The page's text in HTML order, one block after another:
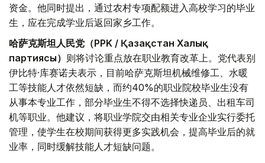
资金。他同时提出，通过农村专项配额进入高校学习的毕业
生，应在完成学业后返回家乡工作。
哈萨克斯坦人民党（PPK / Қазақстан Халық
партиясы） 则将讨论重点放在职业教育改革上。党代表别
伊比特·库赛诺夫表示，目前哈萨克斯坦机械维修工、水暖
工等技能人才依然短缺，而约40%的职业院校毕业生没有
从事本专业工作，部分毕业生不得不选择快递员、出租车司
机等职业。他建议，将职业学院交由相关专业企业实行委托
管理，使学生在校期间获得更多实践机会，提高毕业后的就
业率，同时缓解技能人才短缺问题。